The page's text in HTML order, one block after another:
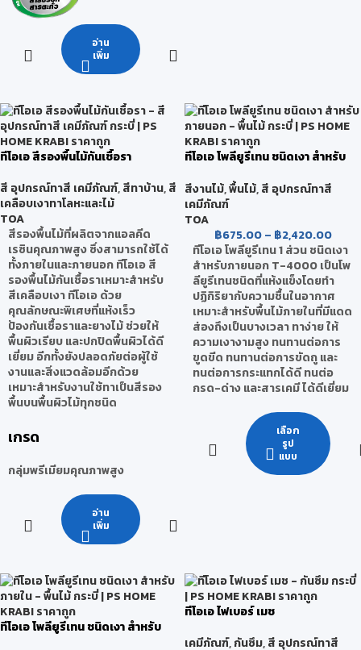
อ่าน
เพิ่ม
ทีโอเอ สีรองพื้นไม้กันเชื้อรา
สี อุปกรณ์ทาสี เคมีภัณฑ์,สีทาบ้าน,สี
เคลือบเงาทาโลหะและไม้
TOA
สีรองพื้นไม้ที่ผลิตจากแอลคีด
เรซินคุณภาพสูง ซึ่งสามารถใช้ได้
ทั้งภายในและภายนอก ทีโอเอ สี
รองพื้นไม้กันเชื้อราเหมาะสำหรับ
สีเคลือบเงา ทีโอเอ ด้วย
คุณลักษณะพิเศษที่แห้งเร็ว
ป้องกันเชื้อราและยางไม้ ช่วยให้
พื้นผิวเรียบ และปกปิดพื้นผิวได้ดี
เยี่ยม อีกทั้งยังปลอดภัยต่อผู้ใช้
งานและสิ่งแวดล้อมอีกด้วย
เหมาะสำหรับงานใช้ทาเป็นสีรอง
พื้นบนพื้นผิวไม้ทุกชนิด
เกรด
กลุ่มพรีเมียมคุณภาพสูง
อ่าน
เพิ่ม
ทีโอเอ โพลียูรีเทน ชนิดเงา สำหรับ
สีงานไม้,พื้นไม้,สี อุปกรณ์ทาสี
เคมีภัณฑ์
TOA
฿675.00 – ฿2,420.00
ทีโอเอ โพลียูรีเทน 1 ส่วน ชนิดเงา
สำหรับภายนอก T-4000 เป็นโพ
ลียูรีเทนชนิดที่แห้งแข็งโดยทำ
ปฏิกิริยากับความชื้นในอากาศ
เหมาะสำหรับพื้นไม้ภายในที่มีแดด
ส่องถึงเป็นบางเวลา ทาง่าย ให้
ความเงางามสูง ทนทานต่อการ
ขูดขีด ทนทานต่อการขัดถู และ
ทนต่อการกระแทกได้ดี ทนต่อ
กรด-ด่าง และสารเคมี ได้ดีเยี่ยม
เลือก
รูป
แบบ
ทีโอเอ โพลียูรีเทน ชนิดเงา สำหรับ
ทีโอเอ ไฟเบอร์ เมช
เคมีภัณฑ์,กันซึม,สี อุปกรณ์ทาสี